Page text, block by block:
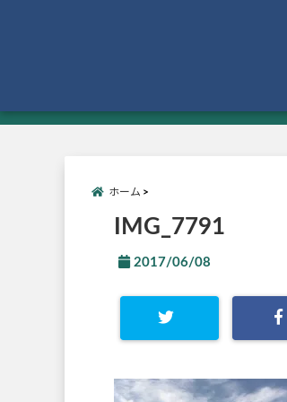
ホーム
IMG_7791
2017/06/08